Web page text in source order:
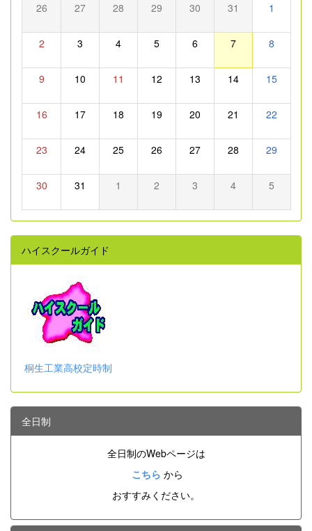
26 27 28 29 30 31 1
2 3 4 5 6 7 8
9 10 11 12 13 14 15
16 17 18 19 20 21 22
23 24 25 26 27 28 29
30 31 1 2 3 4 5
ハイスクールガイド
桐生工業高校定時制
全日制
全日制のWebページは
こちら から
おすすみください。